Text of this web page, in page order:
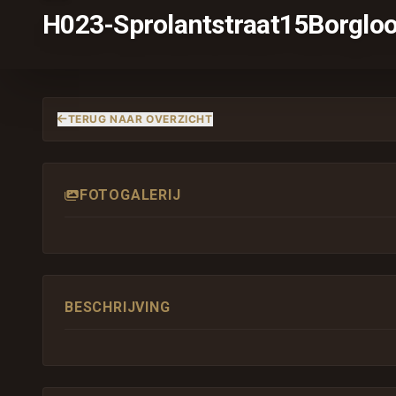
H023-
TERUG NAAR OVERZICHT
FOTOGALERIJ
BESCHRIJVING